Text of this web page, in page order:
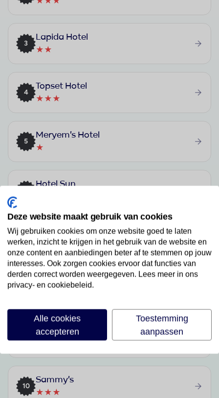
3
Lapida Hotel
★★
4
Topset Hotel
★★★
5
Meryem's Hotel
★
Hotel Sun
7
Courtyard Long Beach Holiday Resort
★★★★
8
Rose Gardens Hotel
Ship Inn
★★★
10
Sammy's
★★★
Deze website maakt gebruik van cookies
Wij gebruiken cookies om onze website goed te laten
werken, inzicht te krijgen in het gebruik van de website en
onze content en aanbiedingen beter af te stemmen op jouw
interesses. Ook zorgen cookies ervoor dat functies van
derden correct worden weergegeven. Lees meer in ons
privacy- en cookiebeleid.
Alle cookies
accepteren
Toestemming
aanpassen